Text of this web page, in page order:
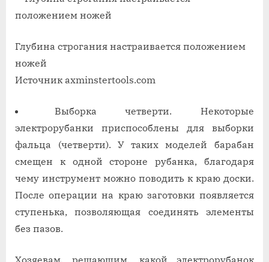
Глубина строгания настраивается положением
ножей
Источник axminstertools.com
Выборка четверти. Некоторые
электрорубанки приспособлены для выборки
фальца (четверти). У таких моделей барабан
смещен к одной стороне рубанка, благодаря
чему инструмент можно поводить к краю доски.
После операции на краю заготовки появляется
ступенька, позволяющая соединять элементы
без пазов.